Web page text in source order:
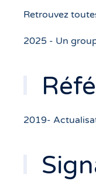
Retrouvez
2025 - Un
2019-